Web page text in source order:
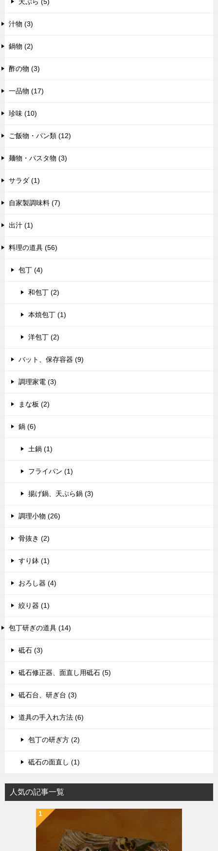
汁物 (3)
鍋物 (2)
酢の物 (3)
一品物 (17)
珍味 (10)
ご飯物・パン類 (12)
麺物・パスタ物 (3)
サラダ (1)
自家製調味料 (7)
出汁 (1)
料理の道具 (56)
包丁 (4)
和包丁 (2)
本焼包丁 (1)
洋包丁 (2)
バット、保存容器 (9)
調理家電 (3)
まな板 (2)
鍋 (6)
土鍋 (1)
フライパン (1)
揚げ鍋、天ぷら鍋 (3)
調理小物 (26)
骨抜き (2)
すり鉢 (1)
おろし器 (4)
絞り器 (1)
包丁研ぎの道具 (14)
砥石 (3)
砥石修正器、面直し用砥石 (5)
砥石台、研ぎ台 (3)
道具の手入れ方法 (6)
包丁の研ぎ方 (2)
砥石の面直し (1)
人気の記事一覧